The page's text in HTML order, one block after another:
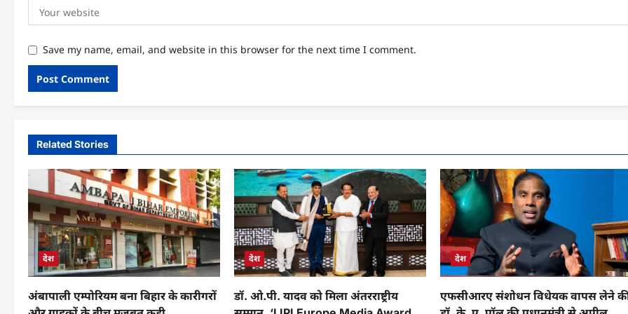
Save my name, email, and website in this browser for the next time I comment.
Related Stories
देश
अंबापाली एम्पोरियम बना बिहार के कारीगरों
देश
डॉ. ओ.पी. यादव को मिला अंतरराष्ट्रीय
देश
एफसीआरए संशोधन विधेयक वापस लेने